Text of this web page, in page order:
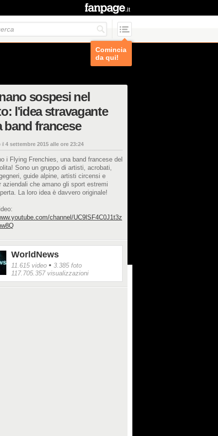
Comincia
da qui!
sospesi nel
l'idea stravagante
band francese
il 4 settembre 2015 alle ore 23:24
i Flying Frenchies, una band francese del
Sono un gruppo di artisti, acrobati,
guide alpine, artisti circensi e
aziendali che amano gli sport estremi
La loro idea è davvero originale!
channel/UC9lSF4C0J1t3z
WorldNews
11.615 video • 3.385 foto
117.705.357 visualizzazioni